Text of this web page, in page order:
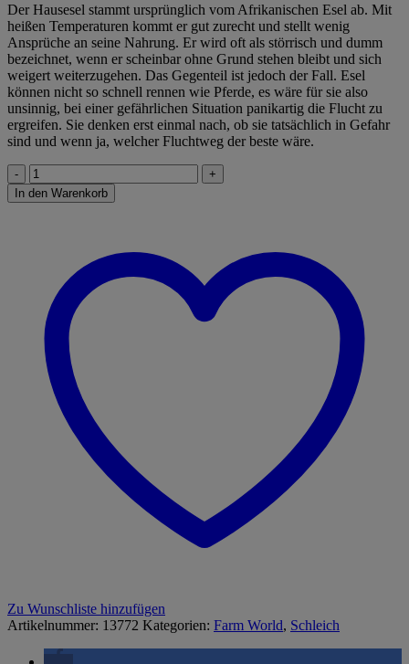
Der Hausesel stammt ursprünglich vom Afrikanischen Esel ab. Mit
heißen Temperaturen kommt er gut zurecht und stellt wenig
Ansprüche an seine Nahrung. Er wird oft als störrisch und dumm
bezeichnet, wenn er scheinbar ohne Grund stehen bleibt und sich
weigert weiterzugehen. Das Gegenteil ist jedoch der Fall. Esel
können nicht so schnell rennen wie Pferde, es wäre für sie also
unsinnig, bei einer gefährlichen Situation panikartig die Flucht zu
ergreifen. Sie denken erst einmal nach, ob sie tatsächlich in Gefahr
sind und wenn ja, welcher Fluchtweg der beste wäre.
Schleich
Esel
Menge
In den Warenkorb
Zu Wunschliste hinzufügen
Artikelnummer: 13772 Kategorien: Farm World, Schleich